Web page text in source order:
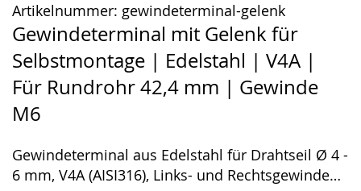
Artikelnummer: gewindeterminal-gelenk
Gewindeterminal mit Gelenk für
Selbstmontage | Edelstahl | V4A |
Für Rundrohr 42,4 mm | Gewinde
M6
Gewindeterminal aus Edelstahl für Drahtseil Ø 4 -
6 mm, V4A (AISI316), Links- und Rechtsgewinde